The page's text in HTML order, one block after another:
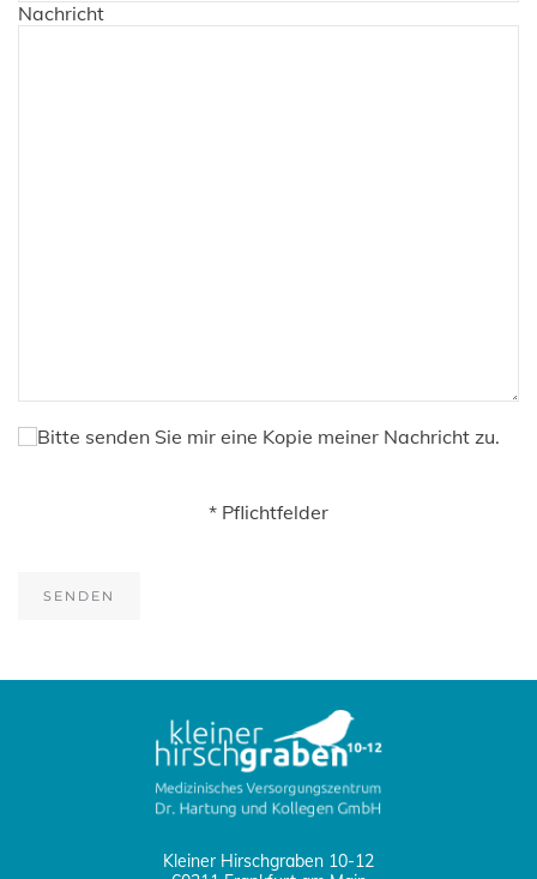
Nachricht
Bitte senden Sie mir eine Kopie meiner Nachricht zu.
* Pflichtfelder
Kleiner Hirschgraben 10-12